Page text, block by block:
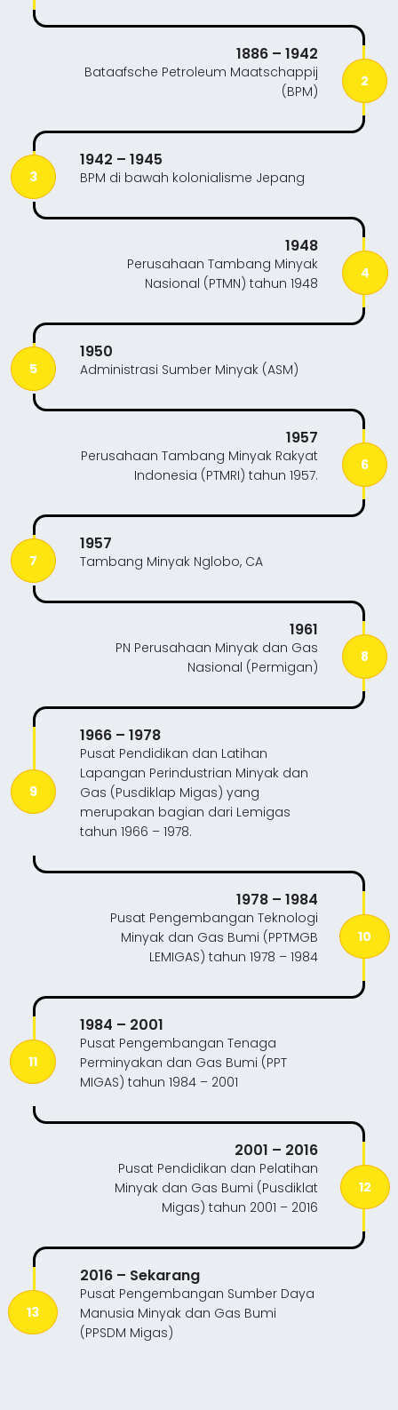
1886 – 1942
Bataafsche Petroleum Maatschappij
(BPM)
2
3
1942 – 1945
BPM di bawah kolonialisme Jepang
1948
Perusahaan Tambang Minyak
Nasional (PTMN) tahun 1948
4
5
1950
Administrasi Sumber Minyak (ASM)
1957
Perusahaan Tambang Minyak Rakyat
Indonesia (PTMRI) tahun 1957.
6
7
1957
Tambang Minyak Nglobo, CA
1961
PN Perusahaan Minyak dan Gas
Nasional (Permigan)
8
9
1966 – 1978
Pusat Pendidikan dan Latihan
Lapangan Perindustrian Minyak dan
Gas (Pusdiklap Migas) yang
merupakan bagian dari Lemigas
tahun 1966 – 1978.
1978 – 1984
Pusat Pengembangan Teknologi
Minyak dan Gas Bumi (PPTMGB
LEMIGAS) tahun 1978 – 1984
10
11
1984 – 2001
Pusat Pengembangan Tenaga
Perminyakan dan Gas Bumi (PPT
MIGAS) tahun 1984 – 2001
2001 – 2016
Pusat Pendidikan dan Pelatihan
Minyak dan Gas Bumi (Pusdiklat
Migas) tahun 2001 – 2016
12
13
2016 – Sekarang
Pusat Pengembangan Sumber Daya
Manusia Minyak dan Gas Bumi
(PPSDM Migas)